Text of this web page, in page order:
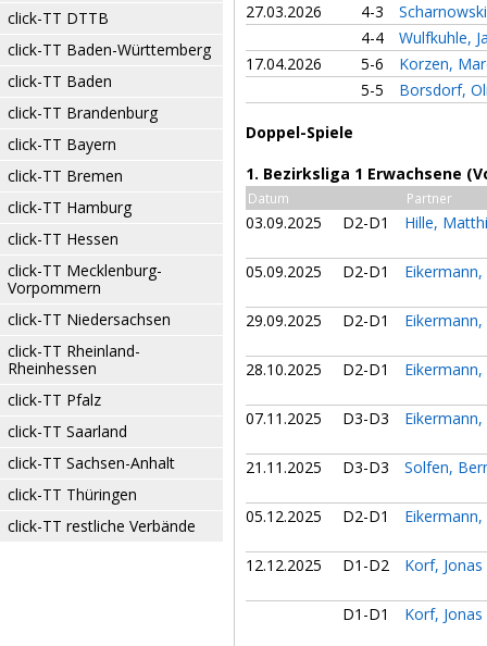
click-TT DTTB
click-TT Baden-Württemberg
click-TT Baden
click-TT Brandenburg
click-TT Bayern
click-TT Bremen
click-TT Hamburg
click-TT Hessen
click-TT Mecklenburg-
Vorpommern
click-TT Niedersachsen
click-TT Rheinland-
Rheinhessen
click-TT Pfalz
click-TT Saarland
click-TT Sachsen-Anhalt
click-TT Thüringen
click-TT restliche Verbände
27.03.2026
4-3
4-4
Wulfkuhle,
17.04.2026
5-6
Korzen,
5-5
Borsdorf,
Doppel-Spiele
1. Bezirksliga 1 Erwachsene
Datum Partner
03.09.2025 D2-D1 Hille,
05.09.2025 D2-D1
29.09.2025 D2-D1
28.10.2025 D2-D1
07.11.2025 D3-D3
21.11.2025 D3-D3 Solfen,
05.12.2025 D2-D1
12.12.2025 D1-D2 Korf, Jonas
D1-D1 Korf, Jonas